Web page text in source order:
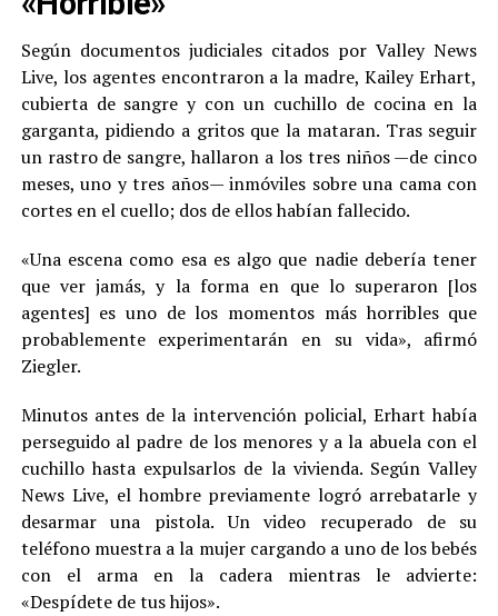
Según documentos judiciales citados por Valley News
Live, los agentes encontraron a la madre, Kailey Erhart,
cubierta de sangre y con un cuchillo de cocina en la
garganta, pidiendo a gritos que la mataran. Tras seguir
un rastro de sangre, hallaron a los tres niños —de cinco
meses, uno y tres años— inmóviles sobre una cama con
cortes en el cuello; dos de ellos habían fallecido.
«Una escena como esa es algo que nadie debería tener
que ver jamás, y la forma en que lo superaron [los
agentes] es uno de los momentos más horribles que
probablemente experimentarán en su vida», afirmó
Ziegler.
Minutos antes de la intervención policial, Erhart había
perseguido al padre de los menores y a la abuela con el
cuchillo hasta expulsarlos de la vivienda. Según Valley
News Live, el hombre previamente logró arrebatarle y
desarmar una pistola. Un video recuperado de su
teléfono muestra a la mujer cargando a uno de los bebés
con el arma en la cadera mientras le advierte:
«Despídete de tus hijos».